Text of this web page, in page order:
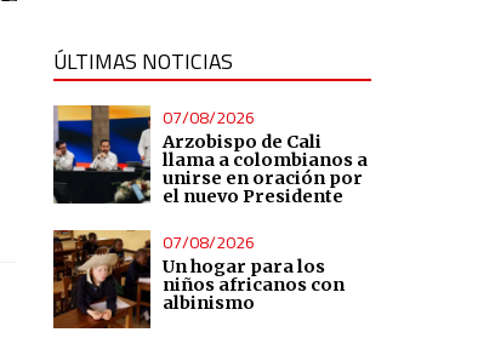
ÚLTIMAS NOTICIAS
07/08/2026
Arzobispo de Cali
llama a colombianos a
unirse en oración por
el nuevo Presidente
07/08/2026
Un hogar para los
niños africanos con
albinismo